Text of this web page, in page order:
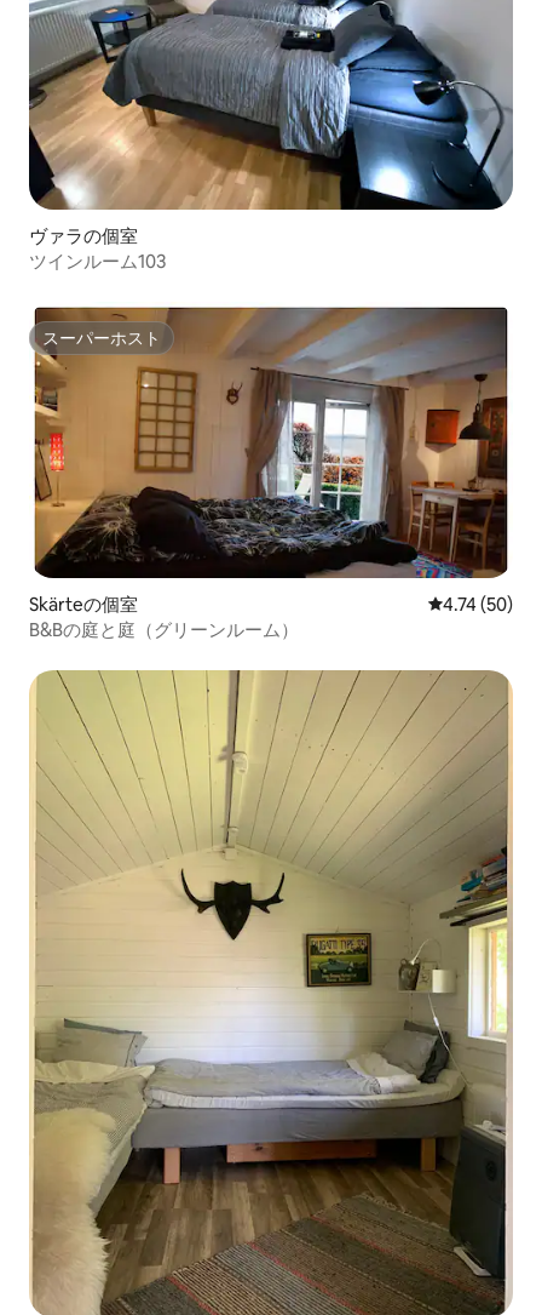
ヴァラの個室
ツインルーム103
スーパーホスト
スーパーホスト
Skärteの個室 レビュー50
4.74 (50)
B&Bの庭と庭（グリーンルーム）